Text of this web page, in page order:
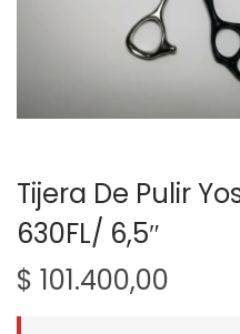
Tijera De Pulir
630FL/ 6,5″
$ 101.400,00